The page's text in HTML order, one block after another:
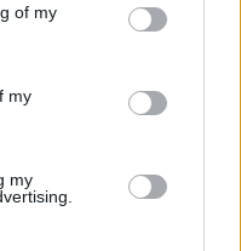
You may click to
its third-party tags to
in below Google
of my
my
my
PÁLYÁZAT